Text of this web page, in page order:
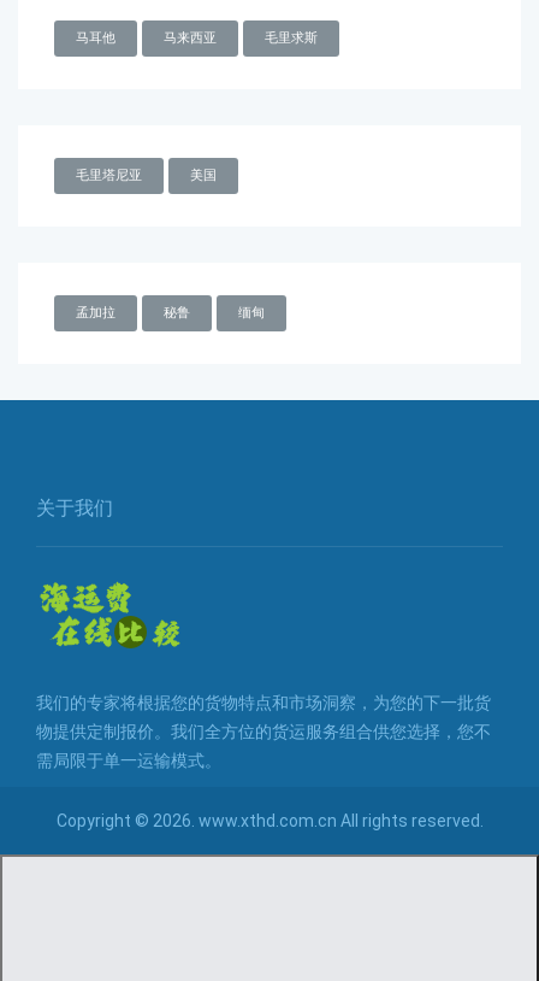
马耳他 马来西亚 毛里求斯
毛里塔尼亚 美国
孟加拉 秘鲁 缅甸
关于我们
我们的专家将根据您的货物特点和市场洞察，为您的下一批货
物提供定制报价。我们全方位的货运服务组合供您选择，您不
需局限于单一运输模式。
Copyright © 2026. www.xthd.com.cn All rights reserved.